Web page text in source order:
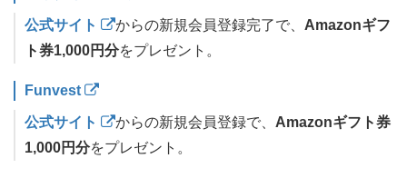
公式サイト からの新規会員登録完了で、 Amazonギフ
ト券1,000円分をプレゼント。
Funvest
公式サイト からの新規会員登録で、 Amazonギフト券
1,000円分をプレゼント。